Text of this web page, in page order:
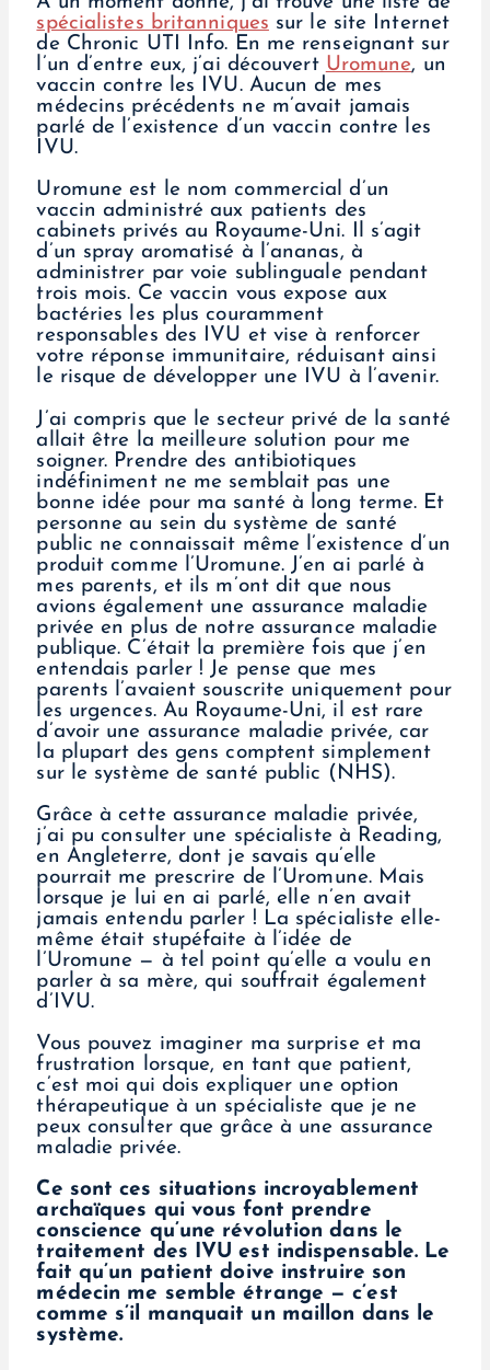
spécialistes britanniques sur le site Internet
de Chronic UTI Info. En me renseignant sur
l’un d’entre eux, j’ai découvert Uromune, un
vaccin contre les IVU. Aucun de mes
médecins précédents ne m’avait jamais
parlé de l’existence d’un vaccin contre les
IVU.
Uromune est le nom commercial d’un
vaccin administré aux patients des
cabinets privés au Royaume-Uni. Il s’agit
d’un spray aromatisé à l’ananas, à
administrer par voie sublinguale pendant
trois mois. Ce vaccin vous expose aux
bactéries les plus couramment
responsables des IVU et vise à renforcer
votre réponse immunitaire, réduisant ainsi
le risque de développer une IVU à l’avenir.
J’ai compris que le secteur privé de la santé
allait être la meilleure solution pour me
soigner. Prendre des antibiotiques
indéfiniment ne me semblait pas une
bonne idée pour ma santé à long terme. Et
personne au sein du système de santé
public ne connaissait même l’existence d’un
produit comme l’Uromune. J’en ai parlé à
mes parents, et ils m’ont dit que nous
avions également une assurance maladie
privée en plus de notre assurance maladie
publique. C’était la première fois que j’en
entendais parler ! Je pense que mes
parents l’avaient souscrite uniquement pour
les urgences. Au Royaume-Uni, il est rare
d’avoir une assurance maladie privée, car
la plupart des gens comptent simplement
sur le système de santé public (NHS).
Grâce à cette assurance maladie privée,
j’ai pu consulter une spécialiste à Reading,
en Angleterre, dont je savais qu’elle
pourrait me prescrire de l’Uromune. Mais
lorsque je lui en ai parlé, elle n’en avait
jamais entendu parler ! La spécialiste elle-
même était stupéfaite à l’idée de
l’Uromune — à tel point qu’elle a voulu en
parler à sa mère, qui souffrait également
d’IVU.
Vous pouvez imaginer ma surprise et ma
frustration lorsque, en tant que patient,
c’est moi qui dois expliquer une option
thérapeutique à un spécialiste que je ne
peux consulter que grâce à une assurance
maladie privée.
Ce sont ces situations incroyablement
archaïques qui vous font prendre
conscience qu’une révolution dans le
traitement des IVU est indispensable. Le
fait qu’un patient doive instruire son
médecin me semble étrange — c’est
comme s’il manquait un maillon dans le
système.